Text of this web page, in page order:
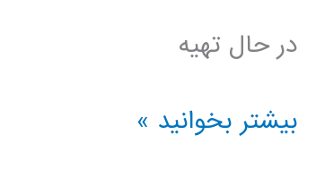
در حال تهیه
فیلم
بیشتر بخوانید »